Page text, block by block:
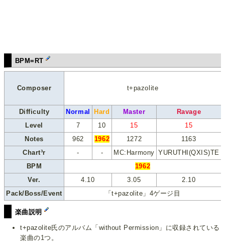
BPM=RT
Composer t+pazolite
Difficulty Normal Hard Master
Ravage
Level
7 10 15
15
Notes
962 1962 1272
1163
Chart³r
- - MC:Harmony YURUTHI(QXIS)TE
BPM
1962
Ver.
4.10 3.05
2.10
Pack/Boss/Event
「t+pazolite」4ゲージ目
楽曲説明
t+pazolite氏のアルバム「without Permission」に収録されている
楽曲の1つ。